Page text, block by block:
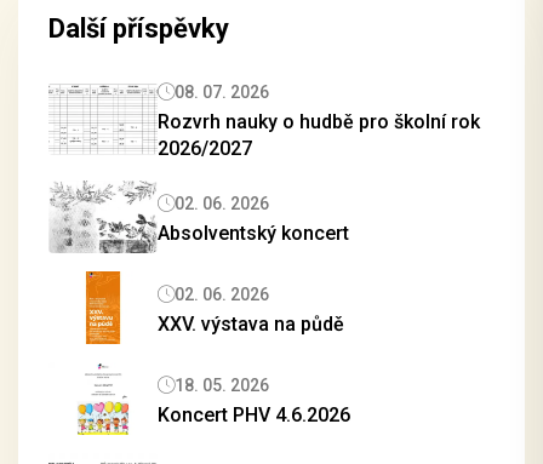
Další příspěvky
08. 07. 2026
Rozvrh nauky o hudbě pro školní rok
2026/2027
02. 06. 2026
Absolventský koncert
02. 06. 2026
XXV. výstava na půdě
18. 05. 2026
Koncert PHV 4.6.2026